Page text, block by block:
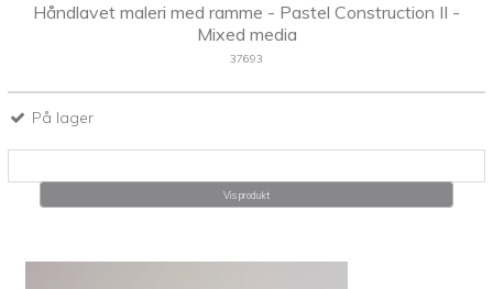
Håndlavet maleri med ramme - Pastel Construction II -
Mixed media
37693
På lager
Vis produkt